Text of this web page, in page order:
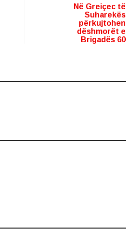
Në Greiçec të
Suharekës
përkujtohen
dëshmorët e
Brigadës 60